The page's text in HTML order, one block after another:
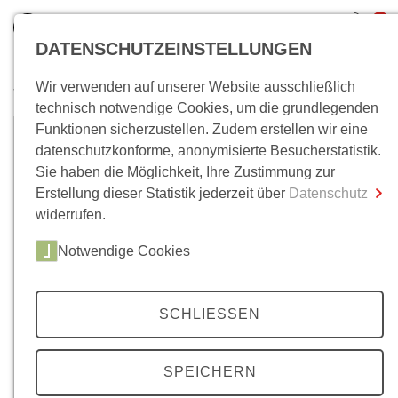
inkl. MwSt.
0,00 €
Zum Warenkorb Zur Kasse
Wo bin ich?
Darius Jarosz
Dariusz Jarosz, Prof. Dr., Professor für Geschichte
an der Universität Warschau und an der Polnischen
Akademie der Wissenschaften.
Arbeitsschwerpunkt: Sozialgeschichte Polens
Ländern nach 1945.
Neuere Publikationen: (Hg. zus. mit Maria Pasztor),
Conflits brûlants de la guerre froide. Les relations
franco-polonaises de 1945 à 1954, Paris 2005; The
DATENSCHUTZEINSTELLUNGEN
Wir verwenden auf unserer Website ausschließlich
technisch notwendige Cookies, um die grundlegenden
Funktionen sicherzustellen. Zudem erstellen wir eine
datenschutzkonforme, anonymisierte Besucherstatistik.
Sie haben die Möglichkeit, Ihre Zustimmung zur
Erstellung dieser Statistik jederzeit über Datenschutz
widerrufen.
Notwendige Cookies
SCHLIESSEN
SPEICHERN